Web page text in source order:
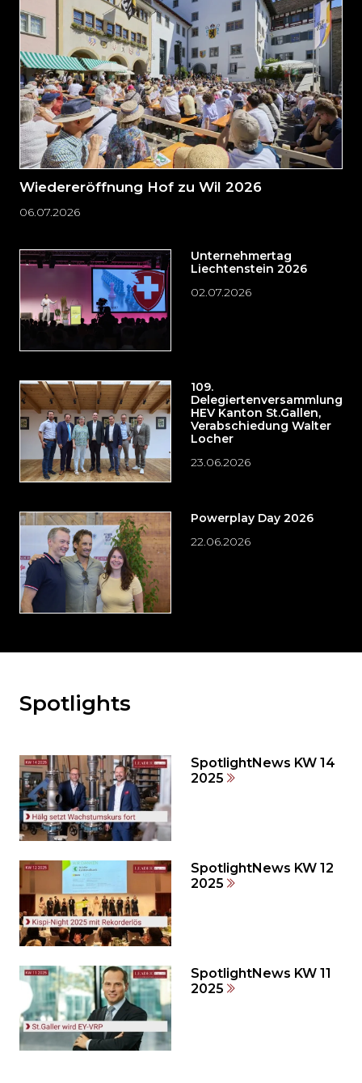
Seitenende
springen?
Wiedereröffnung Hof zu Wil 2026
06.07.2026
Unternehmertag
Liechtenstein 2026
02.07.2026
109.
Delegiertenversammlung
HEV Kanton St.Gallen,
Verabschiedung Walter
Locher
23.06.2026
Powerplay Day 2026
22.06.2026
Möchten
den
weiteren
Inhalt
auslassen
und
zum
Seitenende
springen?
Spotlights
SpotlightNews KW 14
2025
SpotlightNews KW 12
2025
SpotlightNews KW 11
2025